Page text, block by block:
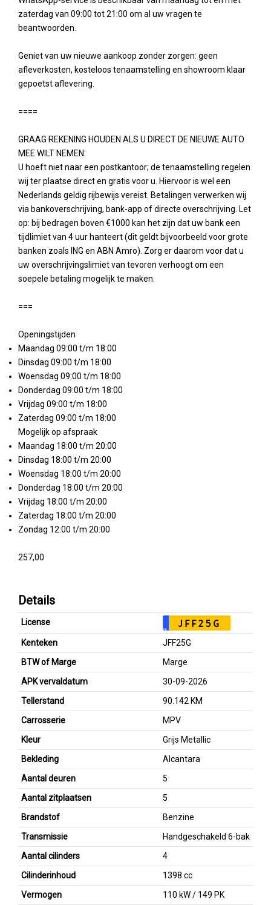
zaterdag van 09:00 tot 21:00 om al uw vragen te
beantwoorden.
Geniet van uw nieuwe aankoop zonder zorgen: geen
afleverkosten, kosteloos tenaamstelling en showroom klaar
gepoetst aflevering.
====
GRAAG REKENING HOUDEN ALS U DIRECT DE NIEUWE AUTO
MEE WILT NEMEN:
U hoeft niet naar een postkantoor; de tenaamstelling regelen
wij ter plaatse direct en gratis voor u. Hiervoor is wel een
Nederlands geldig rijbewijs vereist. Betalingen verwerken wij
via bankoverschrijving, bank-app of directe overschrijving. Let
op: bij bedragen boven €1000 kan het zijn dat uw bank een
tijdlimiet van 4 uur hanteert (dit geldt bijvoorbeeld voor grote
banken zoals ING en ABN Amro). Zorg er daarom voor dat u
uw overschrijvingslimiet van tevoren verhoogt om een
soepele betaling mogelijk te maken.
===
Openingstijden
Maandag 09:00 t/m 18:00
Dinsdag 09:00 t/m 18:00
Woensdag 09:00 t/m 18:00
Donderdag 09:00 t/m 18:00
Vrijdag 09:00 t/m 18:00
Zaterdag 09:00 t/m 18:00
Mogelijk op afspraak
Maandag 18:00 t/m 20:00
Dinsdag 18:00 t/m 20:00
Woensdag 18:00 t/m 20:00
Donderdag 18:00 t/m 20:00
Vrijdag 18:00 t/m 20:00
Zaterdag 18:00 t/m 20:00
Zondag 12:00 t/m 20:00
257,00
Details
License
NL JFF25G
Kenteken
JFF25G
BTW of Marge
Marge
APK vervaldatum
30-09-2026
Tellerstand
90.142 KM
Carrosserie
MPV
Kleur
Grijs Metallic
Bekleding
Alcantara
Aantal deuren
5
Aantal zitplaatsen
5
Brandstof
Benzine
Transmissie
Handgeschakeld 6-bak
Aantal cilinders
4
Cilinderinhoud
1398 cc
Vermogen
110 kW / 149 PK